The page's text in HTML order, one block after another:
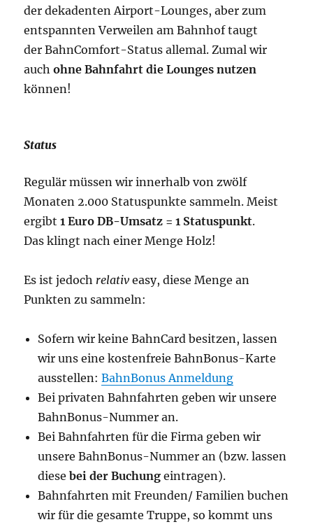
der dekadenten Airport-Lounges, aber zum
entspannten Verweilen am Bahnhof taugt
der BahnComfort-Status allemal. Zumal wir
auchohne Bahnfahrt die Lounges nutzen
können!
Status
Regulär müssen wir innerhalb von zwölf
Monaten 2.000 Statuspunkte sammeln. Meist
ergibt1 Euro DB-Umsatz = 1 Statuspunkt.
Das klingt nach einer Menge Holz!
Es ist jedoch relativ easy, diese Menge an
Punkten zu sammeln:
Sofern wir keine BahnCard besitzen, lassen
wir uns eine kostenfreie BahnBonus-Karte
ausstellen:BahnBonus Anmeldung
Bei privaten Bahnfahrten geben wir unsere
BahnBonus-Nummer an.
Bei Bahnfahrten für die Firma geben wir
unsere BahnBonus-Nummer an (bzw. lassen
diesebei der Buchung eintragen).
Bahnfahrten mit Freunden/ Familien buchen
wir für die gesamte Truppe, so kommt uns